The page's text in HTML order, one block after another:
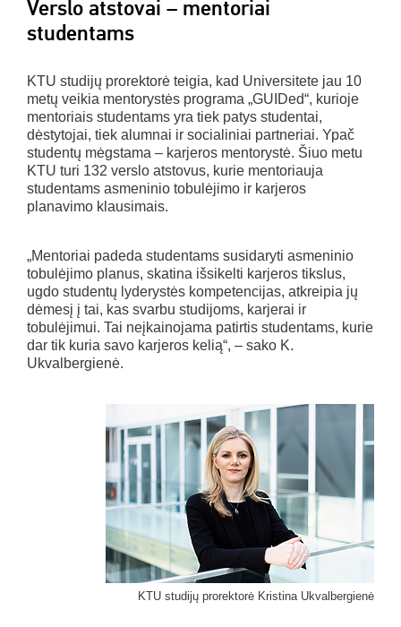
Verslo atstovai – mentoriai
studentams
KTU studijų prorektorė teigia, kad Universitete jau 10
metų veikia mentorystės programa „GUIDed“, kurioje
mentoriais studentams yra tiek patys studentai,
dėstytojai, tiek alumnai ir socialiniai partneriai. Ypač
studentų mėgstama – karjeros mentorystė. Šiuo metu
KTU turi 132 verslo atstovus, kurie mentoriauja
studentams asmeninio tobulėjimo ir karjeros
planavimo klausimais.
„Mentoriai padeda studentams susidaryti asmeninio
tobulėjimo planus, skatina išsikelti karjeros tikslus,
ugdo studentų lyderystės kompetencijas, atkreipia jų
dėmesį į tai, kas svarbu studijoms, karjerai ir
tobulėjimui. Tai neįkainojama patirtis studentams, kurie
dar tik kuria savo karjeros kelią“, – sako K.
Ukvalbergienė.
KTU studijų prorektorė Kristina Ukvalbergienė